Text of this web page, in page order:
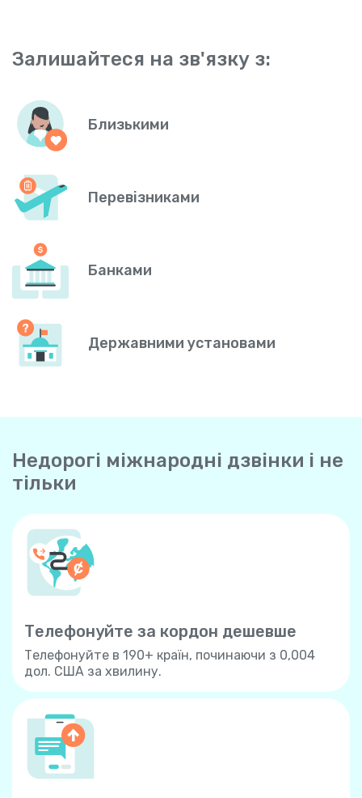
Залишайтеся на зв'язку з:
Близькими
Перевізниками
Банками
Державними установами
Недорогі міжнародні дзвінки і не
тільки
Телефонуйте за кордон дешевше
Телефонуйте в 190+ країн, починаючи з 0,004
дол. США за хвилину.